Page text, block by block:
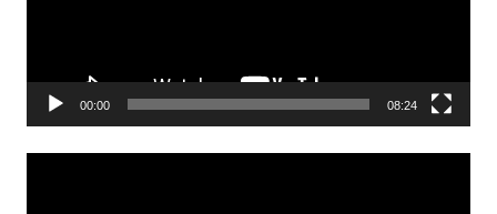
00:00 08:24